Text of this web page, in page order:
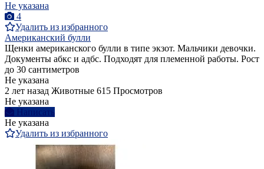
Не указана
4
Удалить из избранного
Американский булли
Щенки американского булли в типе экзот. Мальчики девочки.
Документы абкс и адбс. Подходят для племенной работы. Рост
до 30 сантиметров
Не указана
2 лет назад Животные 615 Просмотров
Не указана
Написать
Не указана
Удалить из избранного